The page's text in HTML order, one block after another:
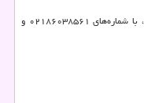
برای کسب اطلاعات بیشتر و دریافت مشاوره رایگان، با شماره‌های ۰۲۱۸۶۰۳۸۵۶۱ و